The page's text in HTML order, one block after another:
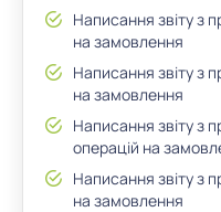
Написання звіту з
на замовлення
Написання звіту з
на замовлення
Написання звіту з
операцій на
Написання звіту з
на замовлення